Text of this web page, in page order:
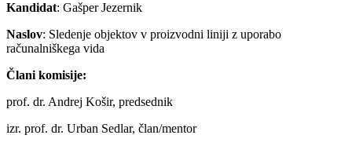
Kandidat: Gašper Jezernik
Naslov: Sledenje objektov v proizvodni liniji z uporabo
računalniškega vida
Člani komisije:
prof. dr. Andrej Košir, predsednik
izr. prof. dr. Urban Sedlar, član/mentor